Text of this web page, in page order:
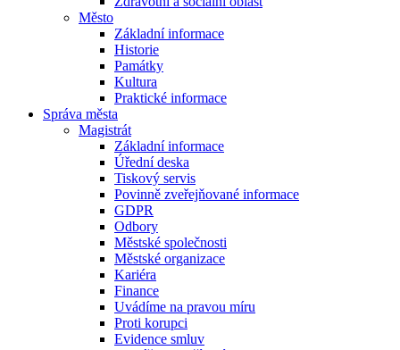
Město
Základní informace
Historie
Památky
Kultura
Praktické informace
Správa města
Magistrát
Základní informace
Úřední deska
Tiskový servis
Povinně zveřejňované informace
GDPR
Odbory
Městské společnosti
Městské organizace
Kariéra
Finance
Uvádíme na pravou míru
Proti korupci
Evidence smluv